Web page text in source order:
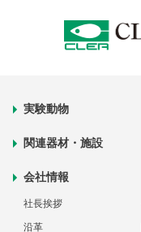
実験動物
関連器材・施設
会社情報
社長挨拶
沿革